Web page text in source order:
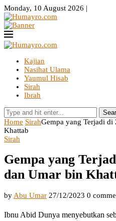
Monday, 10 August 2026 |
Kajian
Nasihat Ulama
Yaumul Hisab
Sirah
Ibrah
Home SirahGempa yang Terjadi di
Khattab
Sirah
Gempa yang
dan Umar bin
by Abu Umar 27/12/2023 0
Ibnu Abid Dunya menyebutkan